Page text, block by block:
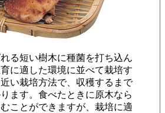
れる短い樹木に種菌を打ち込ん
に適した環境に並べて栽培す
い栽培方法で、収穫するまで
ます。食べたときに原木なら
ことができますが、栽培に適